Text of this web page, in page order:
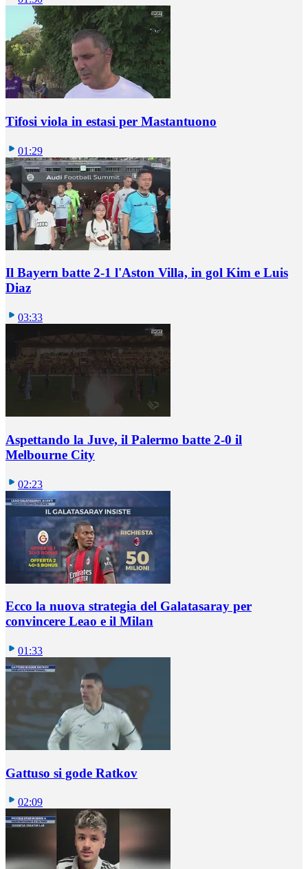
Tifosi viola in estasi per Mastantuono
01:29
Il Bayern batte 2-1 l'Aston Villa, in gol Kim e Luis
Diaz
03:33
Aspettando la Juve, il Palermo batte 2-0 il
Melbourne City
02:23
Ecco la nuova strategia del Galatasaray per
convincere Leao e il Milan
01:33
Gattuso si gode Ratkov
02:09